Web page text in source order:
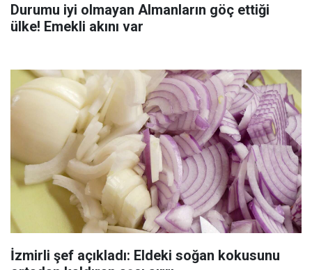
Durumu iyi olmayan Almanların göç ettiği
ülke! Emekli akını var
İzmirli şef açıkladı: Eldeki soğan kokusunu